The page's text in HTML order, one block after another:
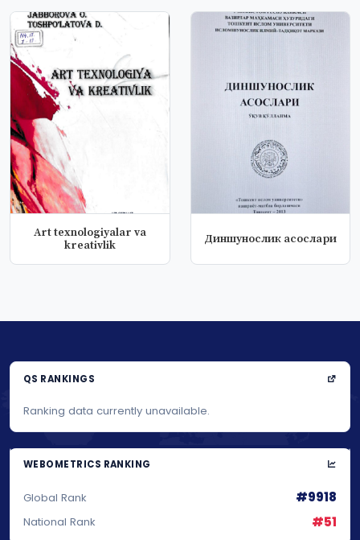
Art texnologiyalar va
kreativlik
Диншунослик асослари
QS RANKINGS
Ranking data currently unavailable.
WEBOMETRICS RANKING
Global Rank #9918
National Rank #51